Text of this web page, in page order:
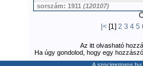
sorszám: 1911 (120107)
|<[1] 2 3 4 5
Az itt olvasható
Ha úgy gondolod, hogy egy
A